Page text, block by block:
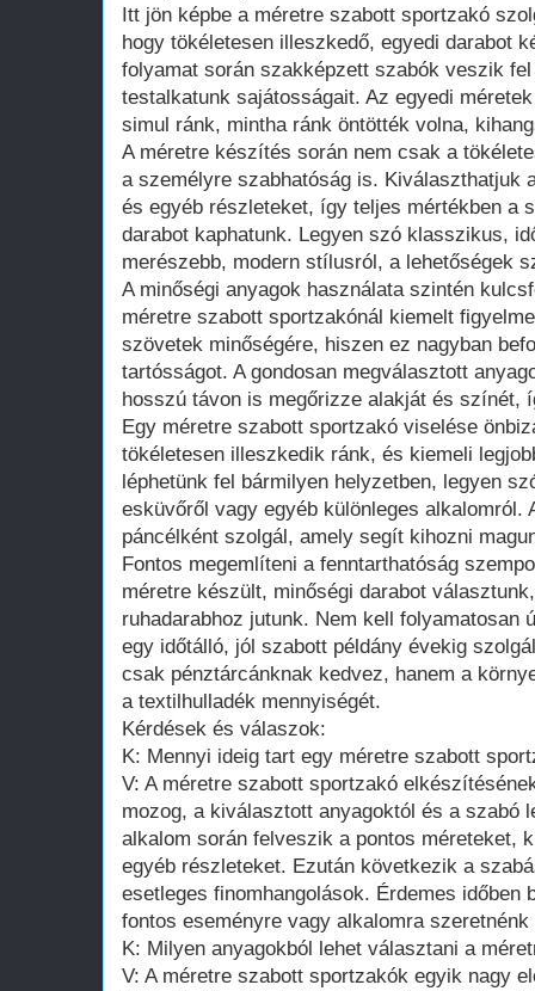
Itt jön képbe a méretre szabott sportzakó
hogy tökéletesen illeszkedő, egyedi darabot
folyamat során szakképzett szabók veszik
testalkatunk sajátosságait. Az egyedi
simul ránk, mintha ránk öntötték volna,
A méretre készítés során nem csak a
a személyre szabhatóság is. Kiválaszthatjuk
és egyéb részleteket, így teljes mértékben a
darabot kaphatunk. Legyen szó klasszikus,
merészebb, modern stílusról, a lehetőségek
A minőségi anyagok használata szintén
méretre szabott sportzakónál kiemelt
szövetek minőségére, hiszen ez nagyban
tartósságot. A gondosan megválasztott
hosszú távon is megőrizze alakját és színét,
Egy méretre szabott sportzakó viselése
tökéletesen illeszkedik ránk, és kiemeli
léphetünk fel bármilyen helyzetben, legyen
esküvőről vagy egyéb különleges alkalomról.
páncélként szolgál, amely segít kihozni
Fontos megemlíteni a fenntarthatóság
méretre készült, minőségi darabot
ruhadarabhoz jutunk. Nem kell folyamatosan
egy időtálló, jól szabott példány évekig
csak pénztárcánknak kedvez, hanem a
a textilhulladék mennyiségét.
Kérdések és válaszok:
K: Mennyi ideig tart egy méretre szabott
V: A méretre szabott sportzakó
mozog, a kiválasztott anyagoktól és a szabó
alkalom során felveszik a pontos méreteket,
egyéb részleteket. Ezután következik a
esetleges finomhangolások. Érdemes időben
fontos eseményre vagy alkalomra
K: Milyen anyagokból lehet választani a
V: A méretre szabott sportzakók egyik nagy